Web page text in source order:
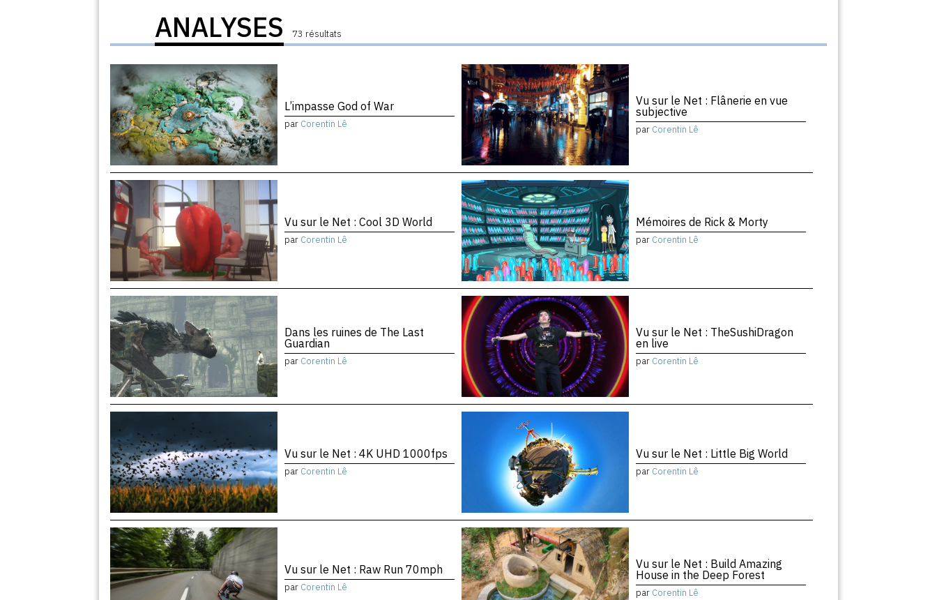
ANALYSES 73 résultats
L’impasse God of War
par Corentin Lê
Vu sur le Net : Flânerie en vue
subjective
par Corentin Lê
Vu sur le Net : Cool 3D World
par Corentin Lê
Mémoires de Rick & Morty
par Corentin Lê
Dans les ruines de The Last
Guardian
par Corentin Lê
Vu sur le Net : TheSushiDragon
en live
par Corentin Lê
Vu sur le Net : 4K UHD 1000fps
par Corentin Lê
Vu sur le Net : Little Big World
par Corentin Lê
Vu sur le Net : Raw Run 70mph
par Corentin Lê
Vu sur le Net : Build Amazing
House in the Deep Forest
par Corentin Lê